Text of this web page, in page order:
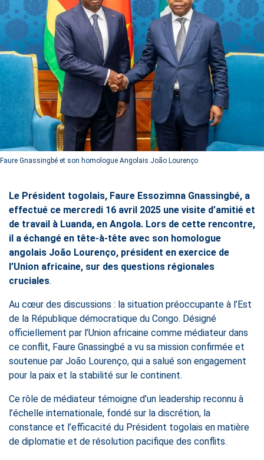
Faure Gnassingbé et son homologue Angolais João Lourenço
Le Président togolais, Faure Essozimna Gnassingbé, a
effectué ce mercredi 16 avril 2025 une visite d’amitié et
de travail à Luanda, en Angola. Lors de cette rencontre,
il a échangé en tête-à-tête avec son homologue
angolais João Lourenço, président en exercice de
l’Union africaine, sur des questions régionales
cruciales.
Au cœur des discussions : la situation préoccupante à l’Est
de la République démocratique du Congo. Désigné
officiellement par l’Union africaine comme médiateur dans
ce conflit, Faure Gnassingbé a vu sa mission confirmée et
soutenue par João Lourenço, qui a salué son engagement
pour la paix et la stabilité sur le continent.
Ce rôle de médiateur témoigne d’un leadership reconnu à
l’échelle internationale, fondé sur la discrétion, la
constance et l’efficacité du Président togolais en matière
de diplomatie et de résolution pacifique des conflits.